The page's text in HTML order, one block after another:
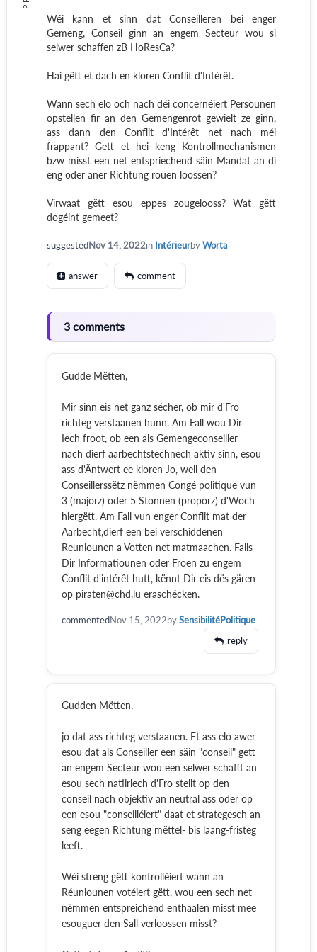
Wéi kann et sinn dat Conseilleren bei enger
Gemeng, Conseil ginn an engem Secteur wou si
selwer schaffen zB HoResCa?
Hai gëtt et dach en kloren Conflit d'Intérêt.
Wann sech elo och nach déi concernéiert Persounen
opstellen fir an den Gemengenrot gewielt ze ginn,
ass dann den Conflit d'Intérêt net nach méi
frappant? Gett et hei keng Kontrollmechanismen
bzw misst een net entspriechend säin Mandat an di
eng oder aner Richtung rouen loossen?
Virwaat gëtt esou eppes zougelooss? Wat gëtt
dogéint gemeet?
suggestedNov 14, 2022in IntérieurbyWorta
answer comment
3 comments
Gudde Mëtten,
Mir sinn eis net ganz sécher, ob mir d'Fro
richteg verstaanen hunn. Am Fall wou Dir
Iech froot, ob een als Gemengeconseiller
nach dierf aarbechtstechnech aktiv sinn, esou
ass d'Äntwert ee kloren Jo, well den
Conseillerssëtz nëmmen Congé politique vun
3 (majorz) oder 5 Stonnen (proporz) d'Woch
hiergëtt. Am Fall vun enger Conflit mat der
Aarbecht,dierf een bei verschiddenen
Reuniounen a Votten net matmaachen. Falls
Dir Informatiounen oder Froen zu engem
Conflit d'intérêt hutt, kënnt Dir eis dës gären
op piraten@chd.lu eraschécken.
commentedNov 15, 2022bySensibilitéPolitique
reply
Gudden Mëtten,
jo dat ass richteg verstaanen. Et ass elo awer
esou dat als Conseiller een säin "conseil" gett
an engem Secteur wou een selwer schafft an
esou sech natiirlech d'Fro stellt op den
conseil nach objektiv an neutral ass oder op
een esou "conseilléiert" daat et strategesch an
seng eegen Richtung mëttel- bis laang-fristeg
leeft.
Wéi streng gëtt kontrolléiert wann an
Réuniounen votéiert gëtt, wou een sech net
nëmmen entspreichend enthaalen misst mee
esouguer den Sall verloossen misst?